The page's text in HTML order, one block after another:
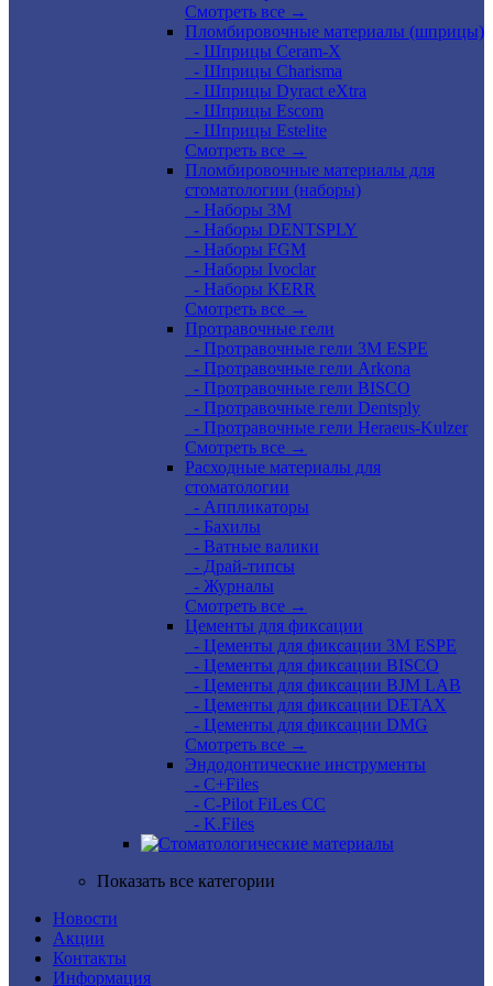
Смотреть все →
Пломбировочные материалы (шприцы)
- Шприцы Ceram-X
- Шприцы Charisma
- Шприцы Dyract eXtra
- Шприцы Escom
- Шприцы Estelite
Смотреть все →
Пломбировочные материалы для
стоматологии (наборы)
- Наборы 3М
- Наборы DENTSPLY
- Наборы FGM
- Наборы Ivoclar
- Наборы KERR
Смотреть все →
Протравочные гели
- Протравочные гели 3М ESPE
- Протравочные гели Arkona
- Протравочные гели BISCO
- Протравочные гели Dentsply
- Протравочные гели Heraeus-Kulzer
Смотреть все →
Расходные материалы для
стоматологии
- Аппликаторы
- Бахилы
- Ватные валики
- Драй-типсы
- Журналы
Смотреть все →
Цементы для фиксации
- Цементы для фиксации 3M ESPE
- Цементы для фиксации BISCO
- Цементы для фиксации BJM LAB
- Цементы для фиксации DETAX
- Цементы для фиксации DMG
Смотреть все →
Эндодонтические инструменты
- C+Files
- C-Pilot FiLes CC
- K.Files
Показать все категории
Новости
Акции
Контакты
Информация